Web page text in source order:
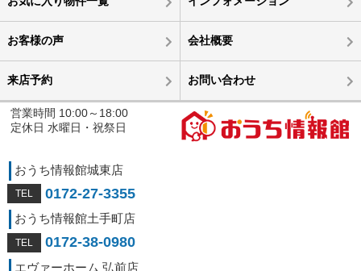
お客様の声 会社概要
来店予約 お問い合わせ
営業時間 10:00～18:00
定休日 水曜日・祝祭日
おうち情報館城東店
0172-27-3355
おうち情報館土手町店
0172-38-0980
エヴァーホーム 弘前店